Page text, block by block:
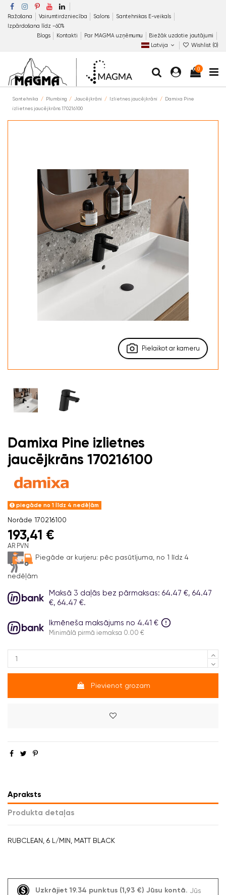
Ražošana Vairumtirdzniecība Salons
Santehnikas E-veikals
Izpārdošana līdz −60%
Blogs
Kontakti Par MAGMA uzņēmumu
Biežāk uzdotie jautājumi
Latvija
Wishlist (0)
0
Santehnika Plumbing Jaucējkrāni Izlietnes jaucējkrāni
Damixa Pine
izlietnes jaucējkrāns 170216100
Pielaikot ar kameru
Damixa Pine izlietnes
jaucējkrāns 170216100
piegāde no 1 līdz 4 nedēļām
Norāde 170216100
193,41 €
AR PVN
Piegāde ar kurjeru: pēc pasūtījuma, no 1 līdz 4
nedēļām
Maksā 3 daļās bez pārmaksas: 64.47 €, 64.47
€, 64.47 €.
Ikmēneša maksājums no 4.41 €
Minimālā pirmā iemaksa 0.00 €
Pievienot grozam
Apraksts
Produkta detaļas
RUBCLEAN, 6 L/MIN, MATT BLACK
Uzkrājiet 19.34 punktus (1,93 €) Jūsu kontā.
Jūs